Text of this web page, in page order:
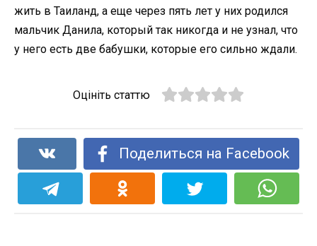
жить в Таиланд, а еще через пять лет у них родился
мальчик Данила, который так никогда и не узнал, что
у него есть две бабушки, которые его сильно ждали.
Оцініть статтю
Поделиться на Facebook